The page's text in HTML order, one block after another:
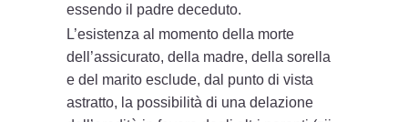
essendo il padre deceduto.
L’esistenza al momento della morte
dell’assicurato, della madre, della sorella
e del marito esclude, dal punto di vista
astratto, la possibilità di una delazione